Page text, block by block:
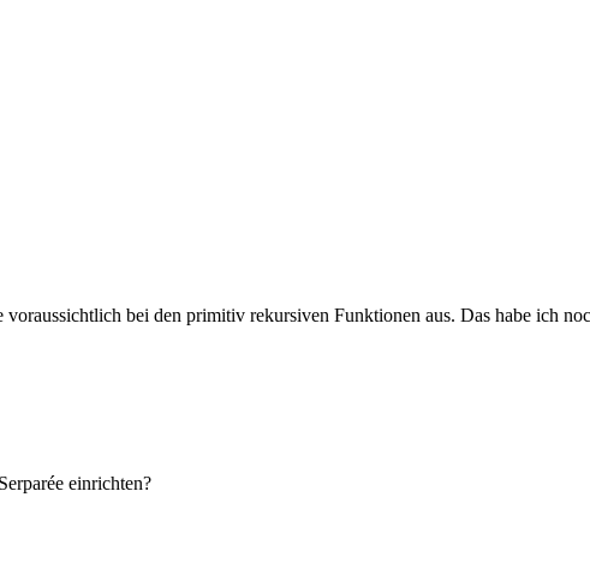
voraussichtlich bei den primitiv rekursiven Funktionen aus. Das habe ich
einrichten?